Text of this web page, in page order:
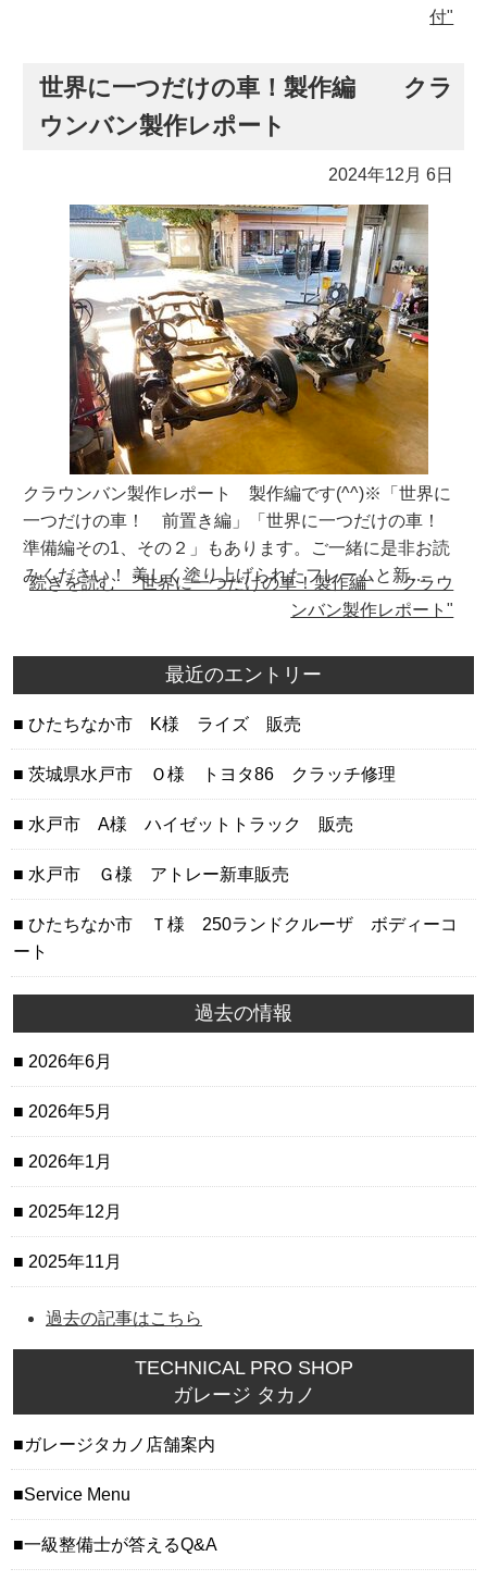
付"
世界に一つだけの車！製作編 クラ
ウンバン製作レポート
2024年12月 6日
クラウンバン製作レポート 製作編です(^^)※「世界に
一つだけの車！ 前置き編」「世界に一つだけの車！
準備編その1、その２」もあります。ご一緒に是非お読
みください！ 美しく塗り上げられたフレームと新…
続きを読む "世界に一つだけの車！製作編 クラウ
ンバン製作レポート"
最近のエントリー
ひたちなか市 K様 ライズ 販売
茨城県水戸市 Ｏ様 トヨタ86 クラッチ修理
水戸市 A様 ハイゼットトラック 販売
水戸市 Ｇ様 アトレー新車販売
ひたちなか市 Ｔ様 250ランドクルーザ ボディーコ
ート
過去の情報
2026年6月
2026年5月
2026年1月
2025年12月
2025年11月
過去の記事はこちら
TECHNICAL PRO SHOP
ガレージ タカノ
ガレージタカノ店舗案内
Service Menu
一級整備士が答えるQ&A